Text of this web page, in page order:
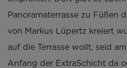
Panoramaterrasse zu Füßen
von Markus Lüpertz kreiert
auf die Terrasse wollt, seid
Anfang der ExtraSchicht da